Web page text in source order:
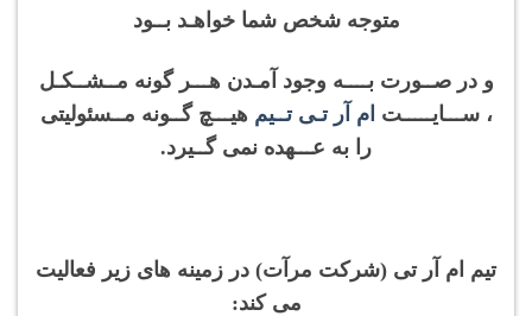
متوجه شخص شما خواهـد بــود
و در صــورت بــــه وجود آمـدن هـــر گونه مــشــکـل
، ســـایـــــت ام آر تـی تــیم هیـــچ گــونه مــسئولیتی
را به عـــهده نمی گــیرد.
تیم ام آر تی (شرکت مرآت) در زمینه های زیر فعالیت
می کند: